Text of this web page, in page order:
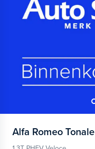
Alfa Romeo Tonale